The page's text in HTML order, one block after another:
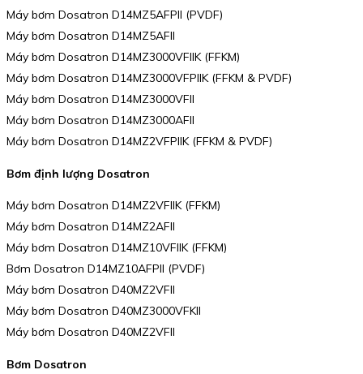
Máy bơm Dosatron D14MZ5AFPII (PVDF)
Máy bơm Dosatron D14MZ5AFII
Máy bơm Dosatron D14MZ3000VFIIK (FFKM)
Máy bơm Dosatron D14MZ3000VFPIIK (FFKM & PVDF)
Máy bơm Dosatron D14MZ3000VFII
Máy bơm Dosatron D14MZ3000AFII
Máy bơm Dosatron D14MZ2VFPIIK (FFKM & PVDF)
Bơm định lượng Dosatron
Máy bơm Dosatron D14MZ2VFIIK (FFKM)
Máy bơm Dosatron D14MZ2AFII
Máy bơm Dosatron D14MZ10VFIIK (FFKM)
Bơm Dosatron D14MZ10AFPII (PVDF)
Máy bơm Dosatron D40MZ2VFII
Máy bơm Dosatron D40MZ3000VFKII
Máy bơm Dosatron D40MZ2VFII
Bơm Dosatron